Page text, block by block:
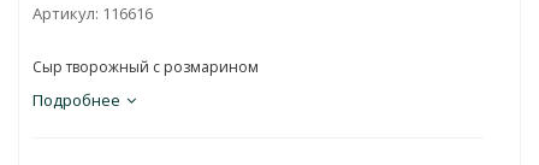
Артикул: 116616
Сыр творожный с розмарином
Подробнее